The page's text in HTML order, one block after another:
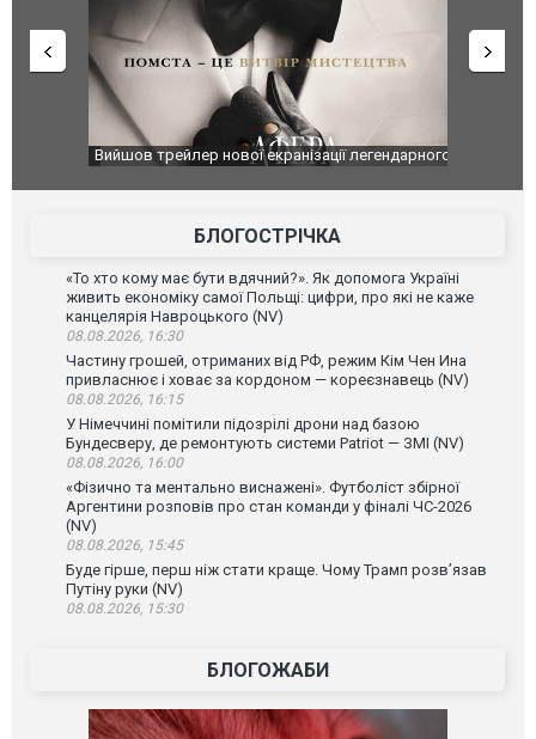
Вийшов трейлер нової екранізації легендарного
БЛОГОСТРІЧКА
«То хто кому має бути вдячний?». Як допомога Україні
живить економіку самої Польщі: цифри, про які не каже
канцелярія Навроцького (NV)
08.08.2026, 16:30
Частину грошей, отриманих від РФ, режим Кім Чен Ина
привласнює і ховає за кордоном — кореєзнавець (NV)
08.08.2026, 16:15
У Німеччині помітили підозрілі дрони над базою
Бундесверу, де ремонтують системи Patriot — ЗМІ (NV)
08.08.2026, 16:00
«Фізично та ментально виснажені». Футболіст збірної
Аргентини розповів про стан команди у фіналі ЧС-2026
(NV)
08.08.2026, 15:45
Буде гірше, перш ніж стати краще. Чому Трамп розв’язав
Путіну руки (NV)
08.08.2026, 15:30
БЛОГОЖАБИ